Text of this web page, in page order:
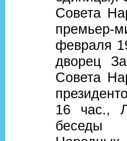
Совета
премьер-
февраля
дворец
Совета
16 час.,
беседы